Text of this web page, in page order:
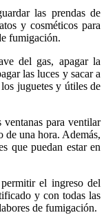
las prendas de
y cosméticos para
fumigación.
del gas, apagar la
las luces y sacar a
juguetes y útiles de
para ventilar
de una hora. Además,
que puedan estar en
el ingreso del
y con todas las
de fumigación.